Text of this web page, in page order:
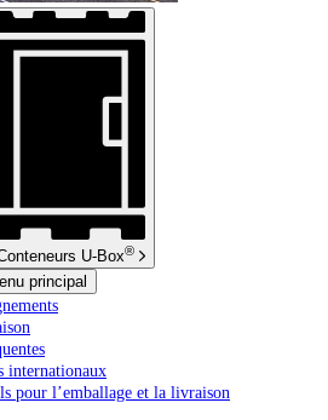
U-Box®
principal
internationaux
pour l’emballage et la livraison